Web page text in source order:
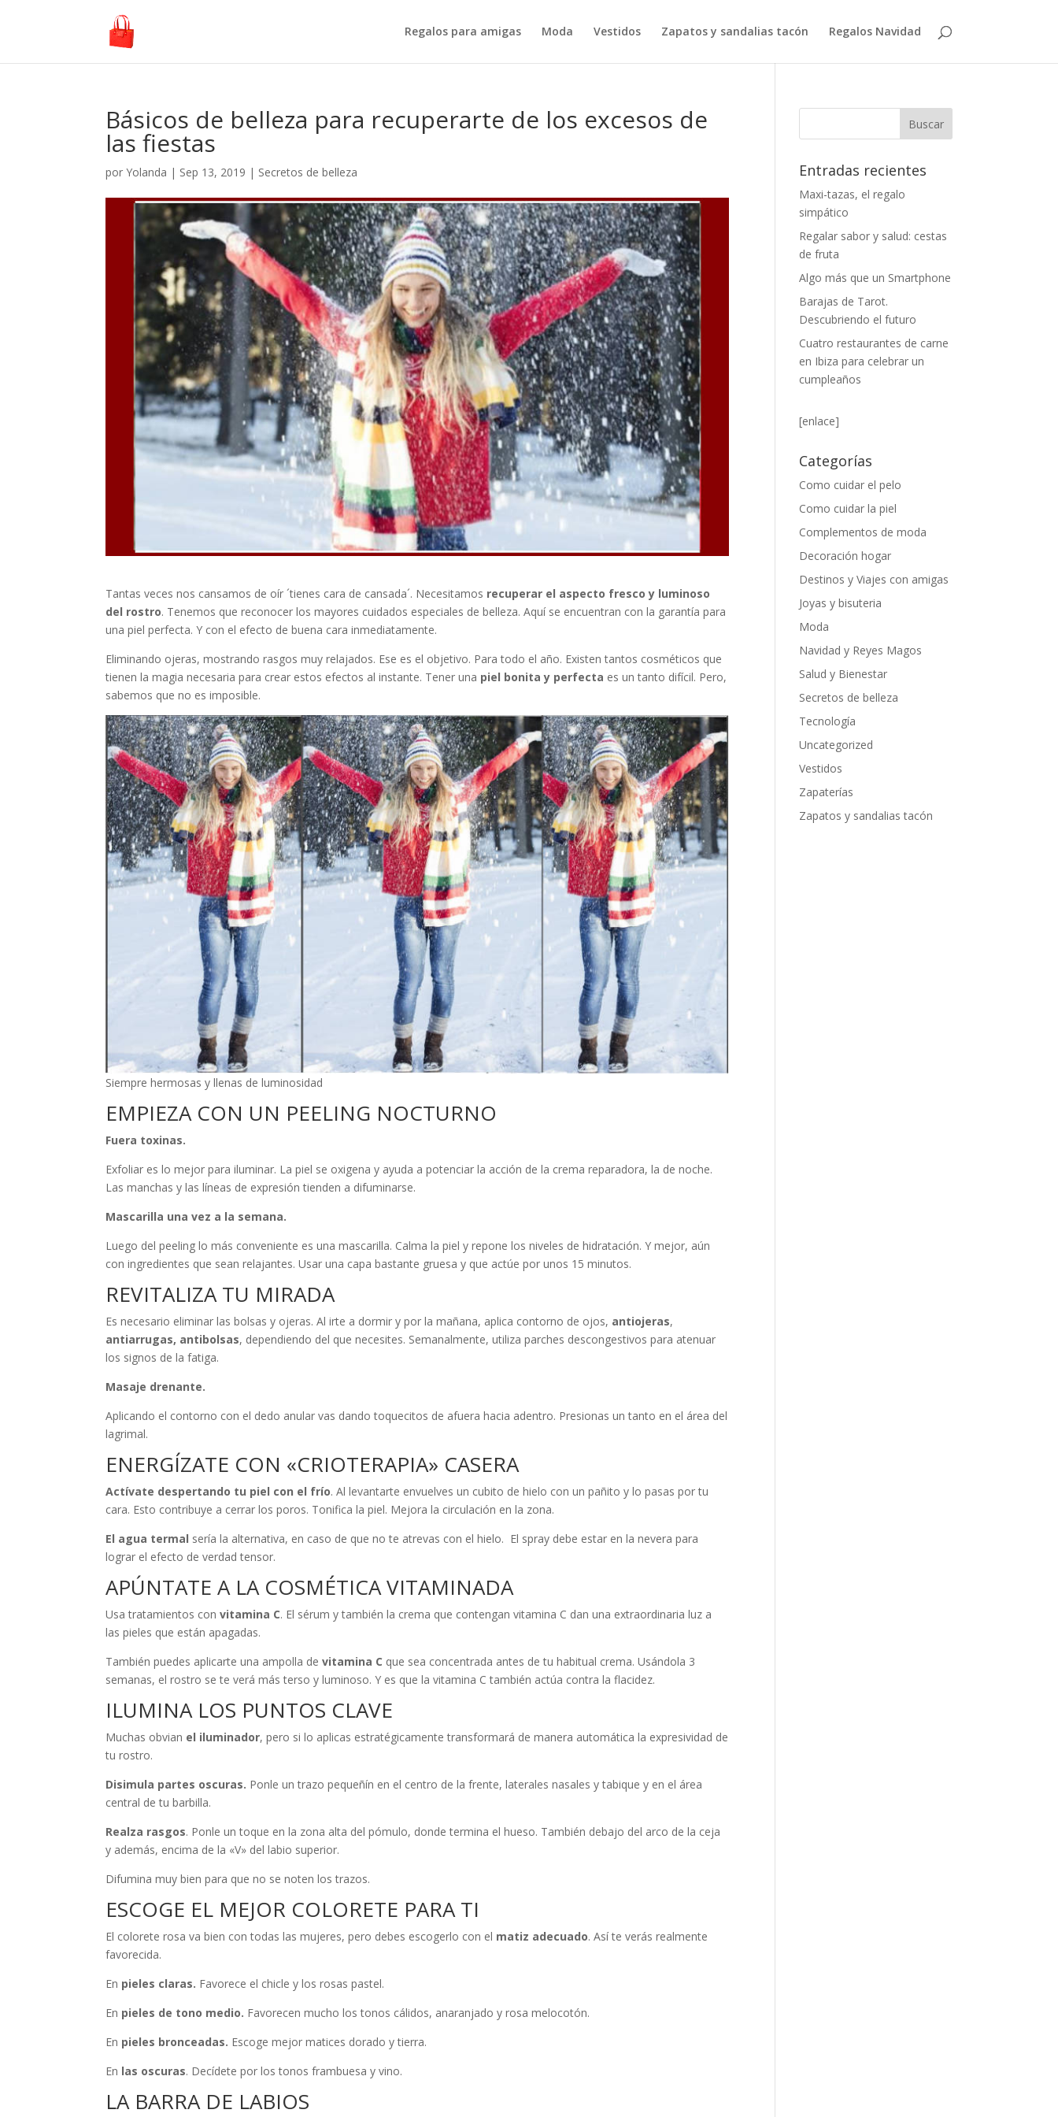
Regalos para amigas Moda Vestidos Zapatos y sandalias tacón Regalos Navidad
Básicos de belleza para recuperarte de los excesos de
las fiestas
porYolanda | Sep 13, 2019 | Secretos de belleza
Tantas veces nos cansamos de oír ´tienes cara de cansada´. Necesitamos recuperar el aspecto fresco y luminoso
del rostro. Tenemos que reconocer los mayores cuidados especiales de belleza. Aquí se encuentran con la garantía para
una piel perfecta. Y con el efecto de buena cara inmediatamente.
Eliminando ojeras, mostrando rasgos muy relajados. Ese es el objetivo. Para todo el año. Existen tantos cosméticos que
tienen la magia necesaria para crear estos efectos al instante. Tener una piel bonita y perfecta es un tanto difícil. Pero,
sabemos que no es imposible.
Siempre hermosas y llenas de luminosidad
EMPIEZA CON UN PEELING NOCTURNO
Fuera toxinas.
Exfoliar es lo mejor para iluminar. La piel se oxigena y ayuda a potenciar la acción de la crema reparadora, la de noche.
Las manchas y las líneas de expresión tienden a difuminarse.
Mascarilla una vez a la semana.
Luego del peeling lo más conveniente es una mascarilla. Calma la piel y repone los niveles de hidratación. Y mejor, aún
con ingredientes que sean relajantes. Usar una capa bastante gruesa y que actúe por unos 15 minutos.
REVITALIZA TU MIRADA
Es necesario eliminar las bolsas y ojeras. Al irte a dormir y por la mañana, aplica contorno de ojos, antiojeras,
antiarrugas, antibolsas, dependiendo del que necesites. Semanalmente, utiliza parches descongestivos para atenuar
los signos de la fatiga.
Masaje drenante.
Aplicando el contorno con el dedo anular vas dando toquecitos de afuera hacia adentro. Presionas un tanto en el área del
lagrimal.
ENERGÍZATE CON «CRIOTERAPIA» CASERA
Actívate despertando tu piel con el frío. Al levantarte envuelves un cubito de hielo con un pañito y lo pasas por tu
cara. Esto contribuye a cerrar los poros. Tonifica la piel. Mejora la circulación en la zona.
El agua termal sería la alternativa, en caso de que no te atrevas con el hielo. El spray debe estar en la nevera para
lograr el efecto de verdad tensor.
APÚNTATE A LA COSMÉTICA VITAMINADA
Usa tratamientos con vitamina C. El sérum y también la crema que contengan vitamina C dan una extraordinaria luz a
las pieles que están apagadas.
También puedes aplicarte una ampolla de vitamina C que sea concentrada antes de tu habitual crema. Usándola 3
semanas, el rostro se te verá más terso y luminoso. Y es que la vitamina C también actúa contra la flacidez.
ILUMINA LOS PUNTOS CLAVE
Muchas obvian el iluminador, pero si lo aplicas estratégicamente transformará de manera automática la expresividad de
tu rostro.
Disimula partes oscuras. Ponle un trazo pequeñín en el centro de la frente, laterales nasales y tabique y en el área
central de tu barbilla.
Realza rasgos. Ponle un toque en la zona alta del pómulo, donde termina el hueso. También debajo del arco de la ceja
y además, encima de la «V» del labio superior.
Difumina muy bien para que no se noten los trazos.
ESCOGE EL MEJOR COLORETE PARA TI
El colorete rosa va bien con todas las mujeres, pero debes escogerlo con el matiz adecuado. Así te verás realmente
favorecida.
En pieles claras. Favorece el chicle y los rosas pastel.
En pieles de tono medio. Favorecen mucho los tonos cálidos, anaranjado y rosa melocotón.
En pieles bronceadas. Escoge mejor matices dorado y tierra.
En las oscuras. Decídete por los tonos frambuesa y vino.
LA BARRA DE LABIOS
Entradas recientes
Maxi-tazas, el regalo
simpático
Regalar sabor y salud: cestas
de fruta
Algo más que un Smartphone
Barajas de Tarot.
Descubriendo el futuro
Cuatro restaurantes de carne
en Ibiza para celebrar un
cumpleaños
[enlace]
Categorías
Como cuidar el pelo
Como cuidar la piel
Complementos de moda
Decoración hogar
Destinos y Viajes con amigas
Joyas y bisuteria
Moda
Navidad y Reyes Magos
Salud y Bienestar
Secretos de belleza
Tecnología
Uncategorized
Vestidos
Zapaterías
Zapatos y sandalias tacón